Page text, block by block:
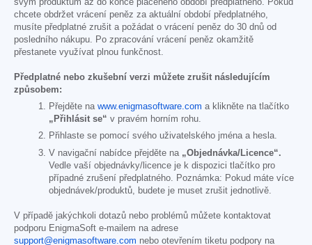
svým produktům až do konce placeného období předplatného. Pokud
chcete obdržet vrácení peněz za aktuální období předplatného,
musíte předplatné zrušit a požádat o vrácení peněz do 30 dnů od
posledního nákupu. Po zpracování vrácení peněz okamžitě
přestanete využívat plnou funkčnost.
Předplatné nebo zkušební verzi můžete zrušit následujícím
způsobem:
Přejděte na www.enigmasoftware.com a klikněte na tlačítko
„Přihlásit se“ v pravém horním rohu.
Přihlaste se pomocí svého uživatelského jména a hesla.
V navigační nabídce přejděte na „Objednávka/Licence“.
Vedle vaší objednávky/licence je k dispozici tlačítko pro
případné zrušení předplatného. Poznámka: Pokud máte více
objednávek/produktů, budete je muset zrušit jednotlivě.
V případě jakýchkoli dotazů nebo problémů můžete kontaktovat
podporu EnigmaSoft e-mailem na adrese
support@enigmasoftware.com nebo otevřením tiketu podpory na